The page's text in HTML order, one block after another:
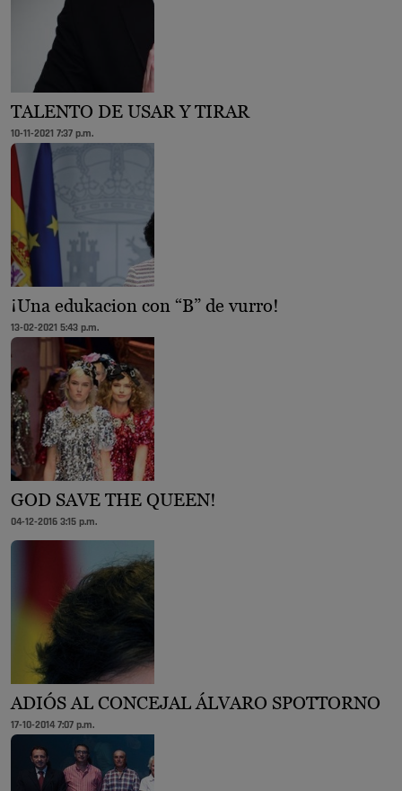
TALENTO DE USAR Y TIRAR
10-11-2021 7:37 p.m.
¡Una edukacion con “B” de vurro!
13-02-2021 5:43 p.m.
GOD SAVE THE QUEEN!
04-12-2016 3:15 p.m.
ADIÓS AL CONCEJAL ÁLVARO SPOTTORNO
17-10-2014 7:07 p.m.